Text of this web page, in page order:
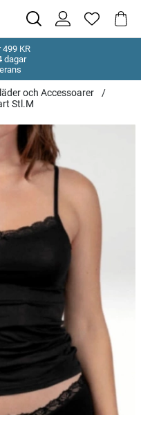
499 KR
dagar
och Accessoarer
Stl.M